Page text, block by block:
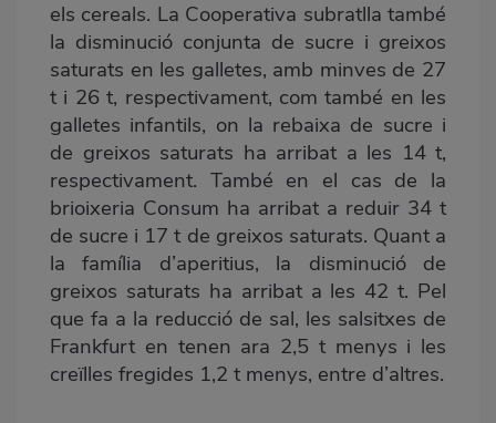
els cereals. La Cooperativa subratlla també
la disminució conjunta de sucre i greixos
saturats en les galletes, amb minves de 27
t i 26 t, respectivament, com també en les
galletes infantils, on la rebaixa de sucre i
de greixos saturats ha arribat a les 14 t,
respectivament. També en el cas de la
brioixeria Consum ha arribat a reduir 34 t
de sucre i 17 t de greixos saturats. Quant a
la família d’aperitius, la disminució de
greixos saturats ha arribat a les 42 t. Pel
que fa a la reducció de sal, les salsitxes de
Frankfurt en tenen ara 2,5 t menys i les
creïlles fregides 1,2 t menys, entre d’altres.